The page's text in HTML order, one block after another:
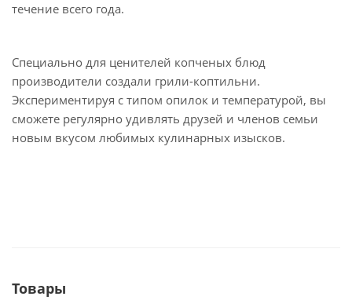
течение всего года.
Специально для ценителей копченых блюд
производители создали грили-коптильни.
Экспериментируя с типом опилок и температурой, вы
сможете регулярно удивлять друзей и членов семьи
новым вкусом любимых кулинарных изысков.
Товары